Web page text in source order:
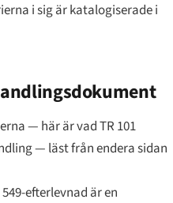
i sig är katalogiserade i
— här är vad TR 101
— läst från endera sidan
549-efterlevnad är en